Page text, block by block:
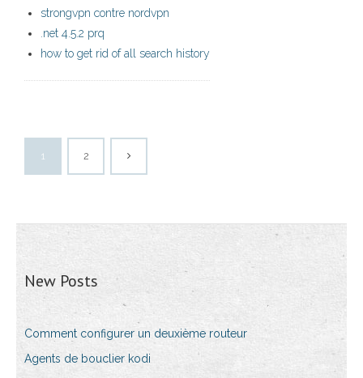
strongvpn contre nordvpn
.net 4.5.2 prq
how to get rid of all search history
1 2
New Posts
Comment configurer un deuxième routeur
Agents de bouclier kodi